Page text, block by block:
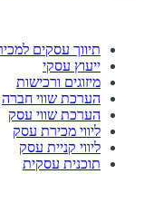
תיווך עסקים
ייעוץ עסקי
מיזוגים ורכישות
הערכת שווי חברה
הערכת שווי עסק
ליווי מכירת עסק
ליווי קניית עסק
תוכנית עסקית